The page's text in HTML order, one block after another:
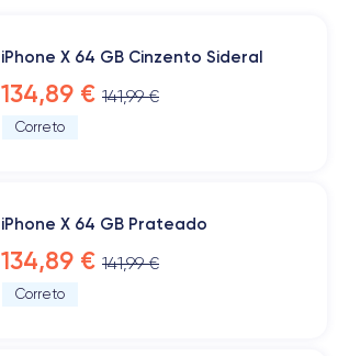
iPhone X 64 GB Cinzento Sideral
134,89 € 141,99 €
Correto
iPhone X 64 GB Prateado
134,89 € 141,99 €
Correto